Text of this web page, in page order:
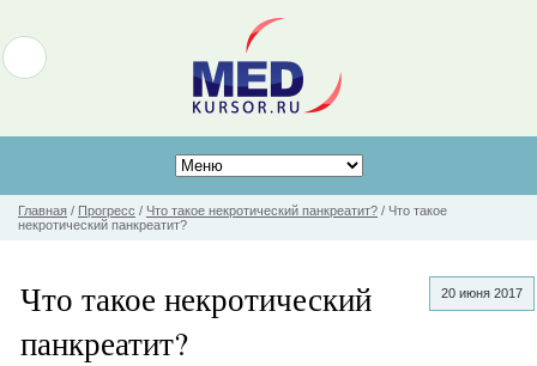
Главная / Прогресс / Что такое некротический панкреатит? / Что такое
некротический панкреатит?
20 июня 2017
Что такое некротический
панкреатит?